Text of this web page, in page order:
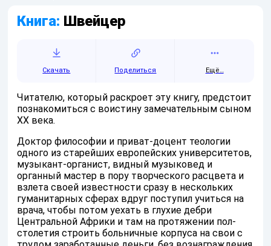
Книга: Швейцер
Скачать Поделиться Ещё…
Читателю, который раскроет эту книгу, предстоит
познакомиться с воистину замечательным сыном
XX века.
Доктор философии и приват-доцент теологии
одного из старейших европейских университетов,
музыкант-органист, видный музыковед и
органный мастер в пору творческого расцвета и
взлета своей известности сразу в нескольких
гуманитарных сферах вдруг поступил учиться на
врача, чтобы потом уехать в глухие дебри
Центральной Африки и там на протяжении пол-
столетия строить больничные корпуса на свои с